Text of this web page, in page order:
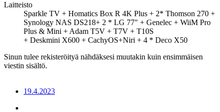
Laitteisto
Sparkle TV + Homatics Box R 4K Plus + 2* Thomson 270 +
Synology NAS DS218+ 2 * LG 77" + Genelec + WiiM Pro
Plus & Mini + Adam T5V + T7V + T10S
+ Deskmini X600 + CachyOS+Niri + 4 * Deco X50
Sinun tulee rekisteröityä nähdäksesi muutakin kuin ensimmäisen
viestin sisältö.
19.4.2023